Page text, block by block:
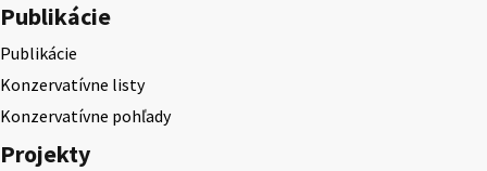
Publikácie
Publikácie
Konzervatívne listy
Konzervatívne pohľady
Projekty